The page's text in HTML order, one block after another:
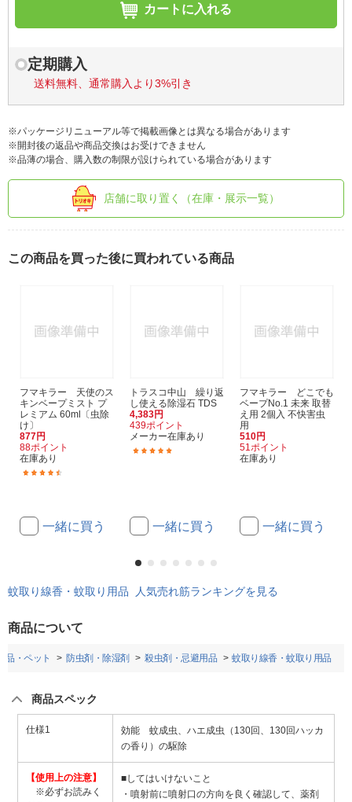
カートに入れる
定期購入
送料無料、通常購入より3%引き
※パッケージリニューアル等で掲載画像とは異なる場合があります
※開封後の返品や商品交換はお受けできません
※品薄の場合、購入数の制限が設けられている場合があります
店舗に取り置く（在庫・展示一覧）
この商品を買った後に買われている商品
フマキラー 天使のス
キンベープミスト プ
レミアム 60ml〔虫除
け〕
877円
88ポイント
在庫あり
一緒に買う
トラスコ中山 繰り返
し使える除湿石 TDS
4,383円
439ポイント
メーカー在庫あり
一緒に買う
フマキラー どこでも
ベープNo.1 未来 取替
え用 2個入 不快害虫
用
510円
51ポイント
在庫あり
一緒に買う
蚊取り線香・蚊取り用品 人気売れ筋ランキングを見る
商品について
品・ペット 防虫剤・除湿剤 殺虫剤・忌避用品 蚊取り線香・蚊取り用品
商品スペック
仕様1
効能 蚊成虫、ハエ成虫（130回、130回ハッカ
の香り）の駆除
【使用上の注意】
※必ずお読みく
■してはいけないこと
・噴射前に噴射口の方向を良く確認して、薬剤